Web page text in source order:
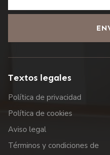
Textos legales
Política de privacidad
Política de cookies
Aviso legal
Términos y condiciones de